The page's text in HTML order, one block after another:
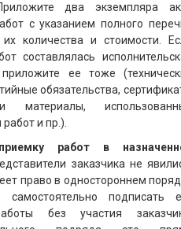
два экземпляра
с указанием полного
количества и стоимости.
составлялась
приложите ее тоже
обязательства,
и пр.).
работ в
заказчика не
право в одностороннем
самостоятельно подписать
без участия